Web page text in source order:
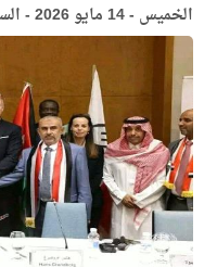
الخميس - 14 مايو 2026 - الساعة 08:03 م